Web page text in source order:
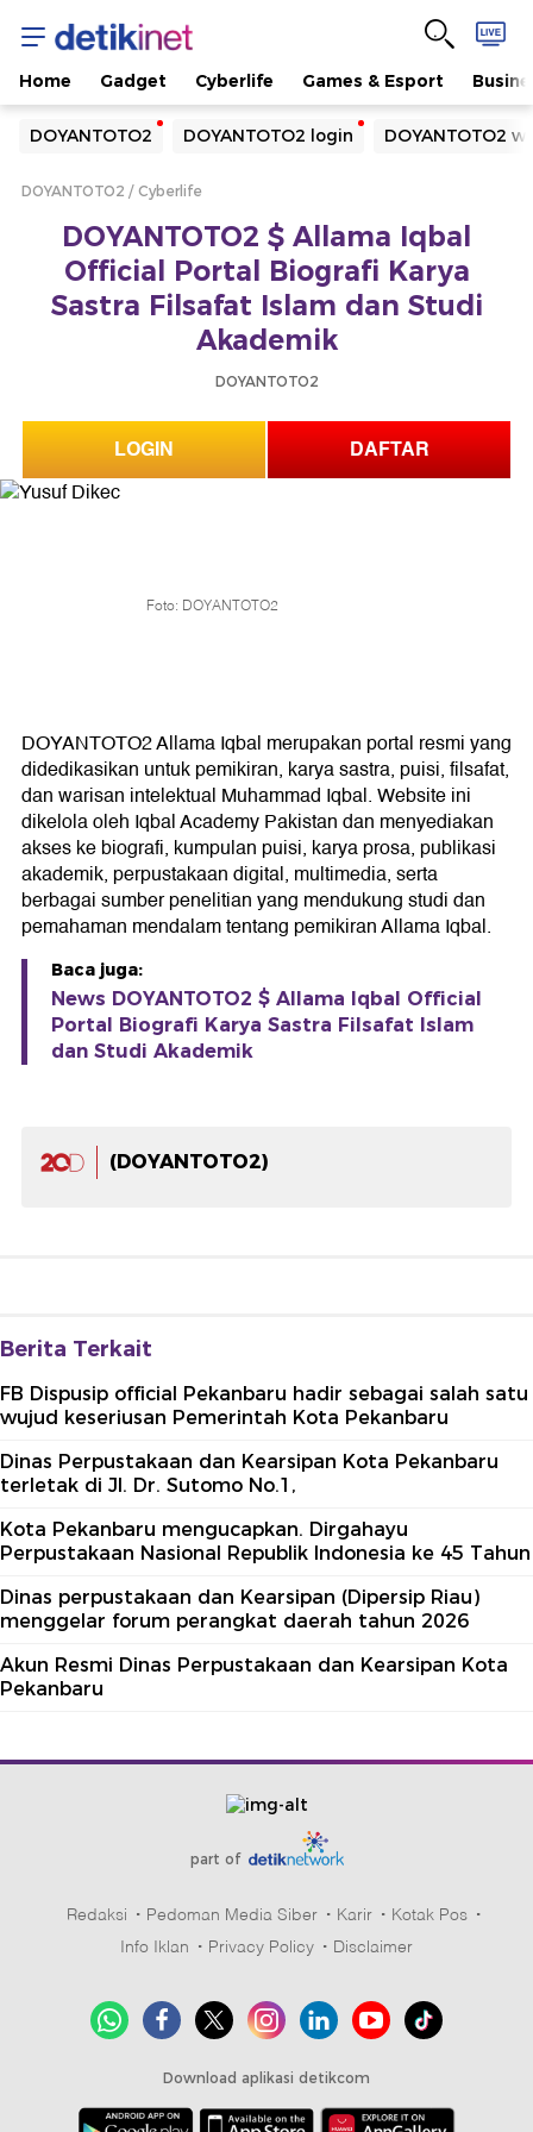
Home Gadget Cyberlife Games & Esport
DOYANTOTO2 DOYANTOTO2 login DOYANTOTO2
Yang sedang ramai dicari
Loading...
Loading...
DOYANTOTO2 Cyberlife
DOYANTOTO2 $ Allama Iqbal
Official Portal Biografi Karya
Sastra Filsafat Islam dan Studi
Akademik
DOYANTOTO2
LOGIN DAFTAR
Foto: DOYANTOTO2
DOYANTOTO2 Allama Iqbal merupakan portal resmi yang
didedikasikan untuk pemikiran, karya sastra, puisi, filsafat,
dan warisan intelektual Muhammad Iqbal. Website ini
dikelola oleh Iqbal Academy Pakistan dan menyediakan
akses ke biografi, kumpulan puisi, karya prosa, publikasi
akademik, perpustakaan digital, multimedia, serta
berbagai sumber penelitian yang mendukung studi dan
pemahaman mendalam tentang pemikiran Allama Iqbal.
Baca juga:
News DOYANTOTO2 $ Allama Iqbal Official
Portal Biografi Karya Sastra Filsafat Islam
dan Studi Akademik
(DOYANTOTO2)
Berita Terkait
FB Dispusip official Pekanbaru hadir sebagai salah satu
wujud keseriusan Pemerintah Kota Pekanbaru
Dinas Perpustakaan dan Kearsipan Kota Pekanbaru
terletak di Jl. Dr. Sutomo No.1,
Kota Pekanbaru mengucapkan. Dirgahayu
Perpustakaan Nasional Republik Indonesia ke 45 Tahun
Dinas perpustakaan dan Kearsipan (Dipersip Riau)
menggelar forum perangkat daerah tahun 2026
Akun Resmi Dinas Perpustakaan dan Kearsipan Kota
Pekanbaru
part of
Redaksi Pedoman Media Siber Karir
Kotak Pos
Info Iklan
Privacy Policy Disclaimer
Download aplikasi detikcom